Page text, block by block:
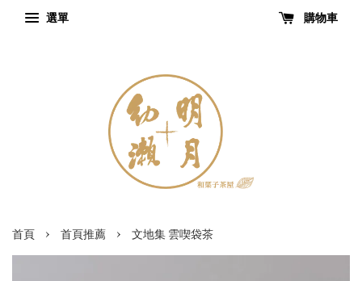
選單 購物車
首頁 › 首頁推薦 › 文地集 雲喫袋茶